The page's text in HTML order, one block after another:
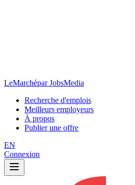
LeMarchépar JobsMedia
Recherche d'emplois
Meilleurs employeurs
À propos
Publier une offre
EN
Connexion